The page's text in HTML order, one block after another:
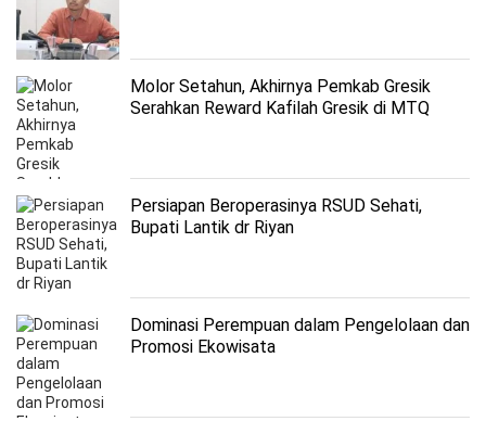
Molor Setahun, Akhirnya Pemkab Gresik
Serahkan Reward Kafilah Gresik di MTQ
Persiapan Beroperasinya RSUD Sehati,
Bupati Lantik dr Riyan
Dominasi Perempuan dalam Pengelolaan dan
Promosi Ekowisata